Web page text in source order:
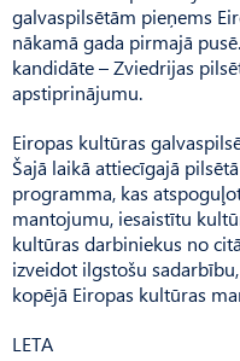
galvaspilsētām pieņems
nākamā gada pirmajā
kandidāte – Zviedrijas
apstiprinājumu.
Eiropas kultūras
Šajā laikā attiecīgajā
programma, kas
mantojumu, iesaistītu
kultūras darbiniekus no
izveidot ilgstošu
kopējā Eiropas kultūras
LETA